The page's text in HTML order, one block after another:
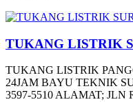
TUKANG LISTRIK
TUKANG LISTRIK
24JAM BAYU TEKNIK
3597-5510 ALAMAT; JLN